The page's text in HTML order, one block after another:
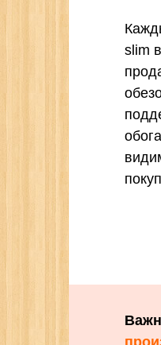
slim